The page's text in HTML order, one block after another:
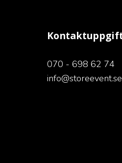
070 - 698 62 74
​​​​​​​info@storeevent.se